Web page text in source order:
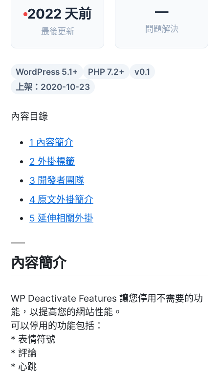
2022 天前
最後更新
—
問題解決
WordPress 5.1+ PHP 7.2+
v0.1
上架：2020-10-23
內容目錄
1 內容簡介
2 外掛標籤
3 開發者團隊
4 原文外掛簡介
5 延伸相關外掛
內容簡介
WP Deactivate Features 讓您停用不需要的功
能，以提高您的網站性能。
可以停用的功能包括：
* 表情符號
* 評論
* 心跳